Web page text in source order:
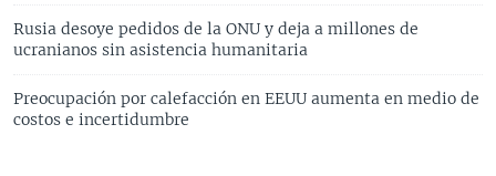
Rusia desoye pedidos de la ONU y deja a millones de
ucranianos sin asistencia humanitaria
Preocupación por calefacción en EEUU aumenta en medio de
costos e incertidumbre